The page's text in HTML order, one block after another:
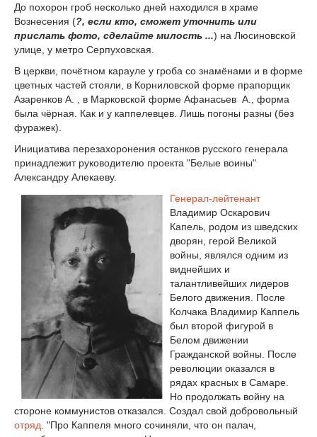
До похорон гроб несколько дней находился в храме
Вознесения (?, если кто, сможет уточнить или
прислать фото, сделайте милость ...) на Люсиновской
улице, у метро Серпуховская.
В церкви, почётном карауле у гроба со знамёнами и в форме
цветных частей стояли, в Корниловской форме прапорщик
Азаренков А. , в Марковской форме Афанасьев А., форма
была чёрная. Как и у каппелевцев. Лишь погоны разны (без
фуражек).
Инициатива перезахоронения останков русского генерала
принадлежит руководителю проекта "Белые воины"
Александру Алекаеву.
Генерал-лейтенант
Владимир Оскарович
Капель, родом из шведских
дворян, герой Великой
войны, являлся одним из
виднейших и
талантливейших лидеров
Белого движения. После
Колчака Владимир Каппель
был второй фигурой в
Белом движении
Гражданской войны. После
революции оказался в
рядах красных в Самаре.
Но продолжать войну на
стороне коммунистов отказался. Создал свой добровольный
отряд . "Про Каппеля много сочиняли, что он палач,